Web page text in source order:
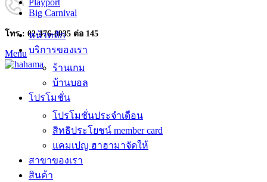
โทร : 02-476-8035 ต่อ 145
Menu
Playport
Big Carnival
หน้าหลัก
บริการของเรา
ร้านเกม
บ้านบอล
โปรโมชั่น
โปรโมชั่นประจำเดือน
สิทธิประโยชน์ member card
แคมเปญ ฮาฮามาจัดให้
สาขาของเรา
สินค้า